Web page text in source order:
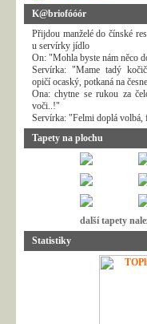
K@briofóóór
Přijdou manželé do čínské
u servírky jídlo
On: "Mohla byste nám něco
Servírka: "Mame tadý
opičí ocaský, potkaná na
Ona: chytne se rukou za
voči..!"
Servírka: "Felmi doplá volbá,
Tapety na plochu
další tapety
Statistiky